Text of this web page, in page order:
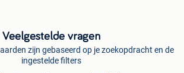
Veelgestelde vragen
zijn gebaseerd op je zoekopdracht en de
ingestelde filters